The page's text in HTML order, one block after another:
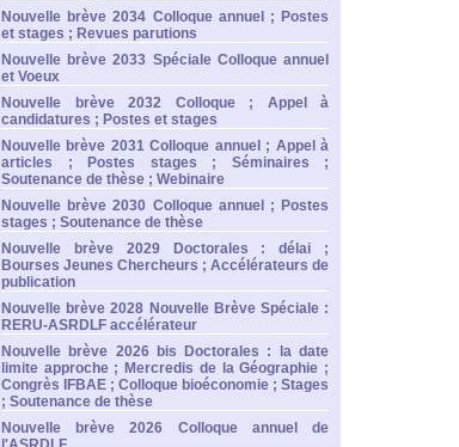
Nouvelle brève 2034 Colloque annuel ; Postes
et stages ; Revues parutions
Nouvelle brève 2033 Spéciale Colloque annuel
et Voeux
Nouvelle brève 2032 Colloque ; Appel à
candidatures ; Postes et stages
Nouvelle brève 2031 Colloque annuel ; Appel à
articles ; Postes stages ; Séminaires ;
Soutenance de thèse ; Webinaire
Nouvelle brève 2030 Colloque annuel ; Postes
stages ; Soutenance de thèse
Nouvelle brève 2029 Doctorales : délai ;
Bourses Jeunes Chercheurs ; Accélérateurs de
publication
Nouvelle brève 2028 Nouvelle Brève Spéciale :
RERU-ASRDLF accélérateur
Nouvelle brève 2026 bis Doctorales : la date
limite approche ; Mercredis de la Géographie ;
Congrès IFBAE ; Colloque bioéconomie ; Stages
; Soutenance de thèse
Nouvelle brève 2026 Colloque annuel de